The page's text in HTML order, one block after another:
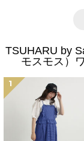
TSUHARU by
モスモス）
1